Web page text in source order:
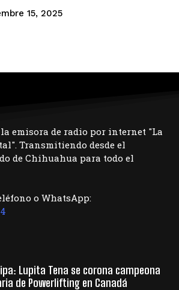
15, 2025
emisora de radio por internet "La
Transmitiendo desde el
de Chihuahua para todo el
o WhatsApp:
Lupita Tena se corona campeona
de Powerlifting en Canadá